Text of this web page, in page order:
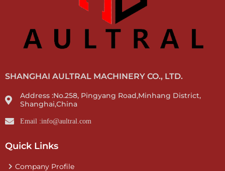
SHANGHAI AULTRAL MACHINERY CO., LTD.
Address :No.258, Pingyang Road,Minhang District,
Shanghai,China
Email :info@aultral.com
Quick Links
Company Profile